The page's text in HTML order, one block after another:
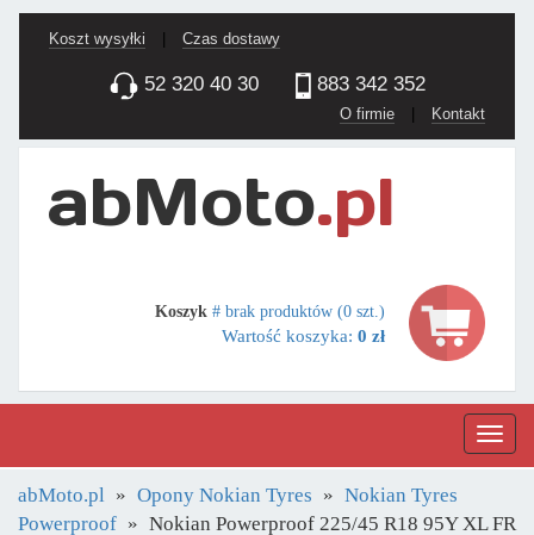
Koszt wysyłki Czas dostawy
52 320 40 30 883 342 352
O firmie | Kontakt
Koszyk # brak produktów (0 szt.)
Wartość koszyka: 0 zł
abMoto.pl Opony Nokian Tyres
Nokian Tyres
Powerproof
Nokian Powerproof 225/45 R18 95Y XL FR